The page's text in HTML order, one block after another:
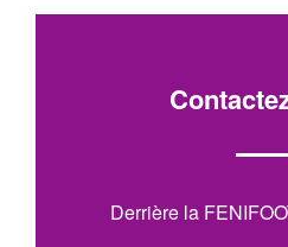
Derrière la